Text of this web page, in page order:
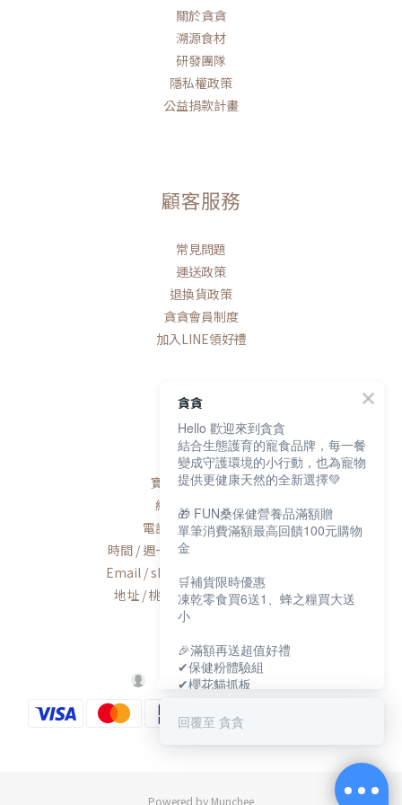
關於貪貪
溯源食材
研發團隊
隱私權政策
公益捐款計畫
顧客服務
常見問題
運送政策
退換貨政策
貪貪會員制度
加入LINE領好禮
聯絡我們
寶研生技有限公司
統編 / 83163768
電話 / 02-2600-8552
時間 / 週一至週五AM9:00-PM6:00
Email / shop@munchee.com.tw
地址 / 桃園市蘆竹區南工路56號
Powered by Munchee
貪貪
Hello 歡迎來到貪貪
結合生態護育的寵食品牌，每一餐
變成守護環境的小行動，也為寵物
提供更健康天然的全新選擇💚
🎁 FUN桑保健營養品滿額贈
單筆消費滿額最高回饋100元購物
金
🛒補貨限時優惠
凍乾零食買6送1、蜂之糧買大送
小
🎉滿額再送超值好禮
✔保健粉體驗組
✔櫻花貓抓板
😺新朋友加LINE領取免費罐罐
回覆至 貪貪